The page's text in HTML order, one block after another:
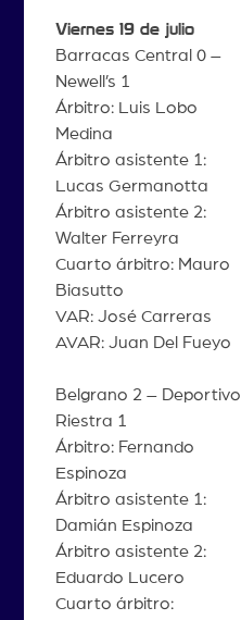
Viernes 19 de julio
Barracas Central 0 –
Newell’s 1
Árbitro: Luis Lobo
Medina
Árbitro asistente 1:
Lucas Germanotta
Árbitro asistente 2:
Walter Ferreyra
Cuarto árbitro: Mauro
Biasutto
VAR: José Carreras
AVAR: Juan Del Fueyo
Belgrano 2 – Deportivo
Riestra 1
Árbitro: Fernando
Espinoza
Árbitro asistente 1:
Damián Espinoza
Árbitro asistente 2:
Eduardo Lucero
Cuarto árbitro: